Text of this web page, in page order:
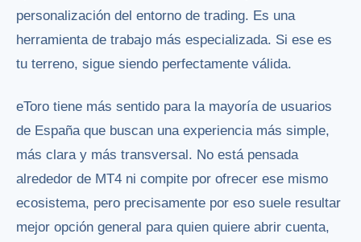
personalización del entorno de trading. Es una
herramienta de trabajo más especializada. Si ese es
tu terreno, sigue siendo perfectamente válida.
eToro tiene más sentido para la mayoría de usuarios
de España que buscan una experiencia más simple,
más clara y más transversal. No está pensada
alrededor de MT4 ni compite por ofrecer ese mismo
ecosistema, pero precisamente por eso suele resultar
mejor opción general para quien quiere abrir cuenta,